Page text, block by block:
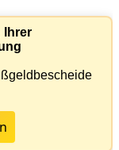
Ihrer